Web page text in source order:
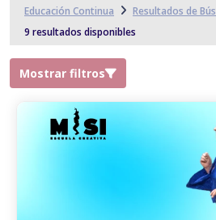
Educación Continua
Resultados de
9 resultados disponibles
Mostrar filtros